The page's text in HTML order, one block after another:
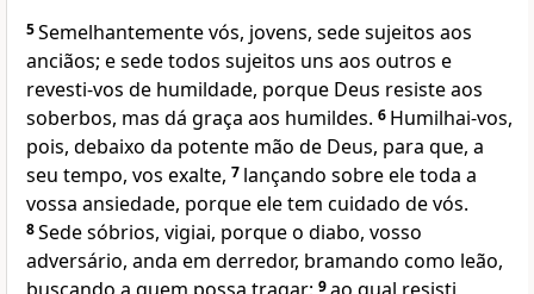
5Semelhantemente vós, jovens, sede sujeitos aos
anciãos; e sede todos sujeitos uns aos outros e
revesti-vos de humildade, porque Deus resiste aos
soberbos, mas dá graça aos humildes. 6 Humilhai-vos,
pois, debaixo da potente mão de Deus, para que, a
seu tempo, vos exalte, 7 lançando sobre ele toda a
vossa ansiedade, porque ele tem cuidado de vós.
8Sede sóbrios, vigiai, porque o diabo, vosso
adversário, anda em derredor, bramando como leão,
9